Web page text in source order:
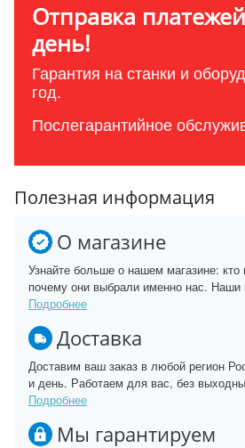
Отправка
день!
Гарантия на станки и
год.
Послегарантийное
Полезная информация
О магазине
Узнайте больше о нашем магазине:
почему они выбрали именно нас. Наши
Подробнее
Доставка
Доставим ваш заказ в любой регион
и день. Работаем для вас, без
Подробнее
Мы гарантируем